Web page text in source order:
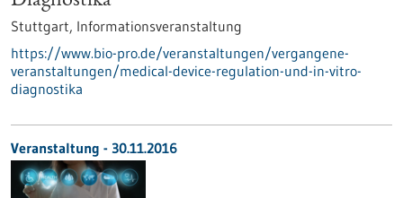
Stuttgart, Informationsveranstaltung
https://www.bio-pro.de/veranstaltungen/vergangene-
veranstaltungen/medical-device-regulation-und-in-vitro-
diagnostika
Veranstaltung - 30.11.2016